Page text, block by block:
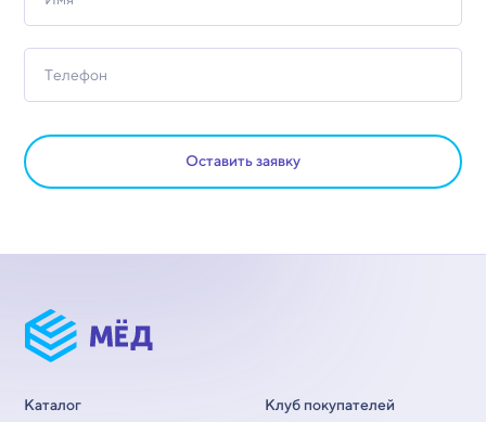
Оставить заявку
Каталог Клуб покупателей